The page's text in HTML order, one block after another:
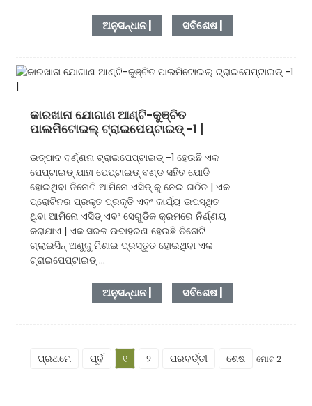
ଅନୁସନ୍ଧାନ | ସବିଶେଷ |
କାରଖାନା ଯୋଗାଣ ଆଣ୍ଟି-କୁଞ୍ଚିତ
ପାଲମିଟୋଇଲ୍ ଟ୍ରାଇପେପ୍ଟାଇଡ୍ -1 |
ଉତ୍ପାଦ ବର୍ଣ୍ଣନା ଟ୍ରାଇପେପ୍ଟାଇଡ୍ -1 ହେଉଛି ଏକ
ପେପ୍ଟାଇଡ୍ ଯାହା ପେପ୍ଟାଇଡ୍ ବଣ୍ଡ ସହିତ ଯୋଡି
ହୋଇଥିବା ତିନୋଟି ଆମିନୋ ଏସିଡ୍ କୁ ନେଇ ଗଠିତ | ଏକ
ପ୍ରୋଟିନର ପ୍ରକୃତ ପ୍ରକୃତି ଏବଂ କାର୍ଯ୍ୟ ଉପସ୍ଥିତ
ଥିବା ଆମିନୋ ଏସିଡ୍ ଏବଂ ସେଗୁଡିକ କ୍ରମରେ ନିର୍ଣ୍ଣୟ
କରାଯାଏ | ଏକ ସରଳ ଉଦାହରଣ ହେଉଛି ତିନୋଟି
ଗ୍ଲାଇସିନ୍ ଅଣୁକୁ ମିଶାଇ ପ୍ରସ୍ତୁତ ହୋଇଥିବା ଏକ
ଟ୍ରାଇପେପ୍ଟାଇଡ୍ ...
ଅନୁସନ୍ଧାନ | ସବିଶେଷ |
ପ୍ରଥମେ ପୂର୍ବ ୧ ୨ ପରବର୍ତ୍ତୀ ଶେଷ ମୋଟ 2